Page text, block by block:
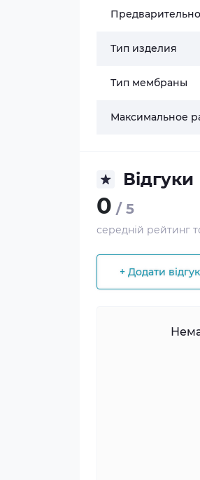
Тип изделия
Тип мембраны
Максимальное
Відгуки
0 / 5
середній рейтинг
+ Додати відгук